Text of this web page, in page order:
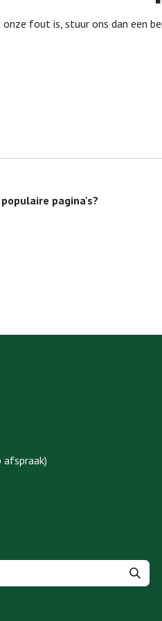
fout is, stuur ons dan een
populaire pagina's?
afspraak)